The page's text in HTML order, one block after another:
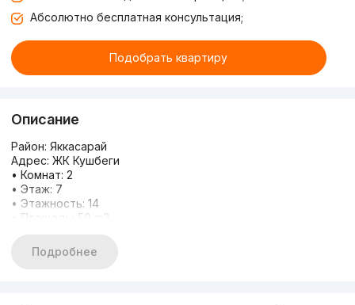
Абсолютно бесплатная консультация;
Подобрать квартиру
Описание
Район: Яккасарай
Адрес: ЖК Кушбеги
• Комнат: 2
• Этаж: 7
• Этажность: 14
• Площадь: 50 m2
Имеются альтернативные варианты по всему городу.
Если не отвечаю на звонок, пишите в телеграмм
Подробнее